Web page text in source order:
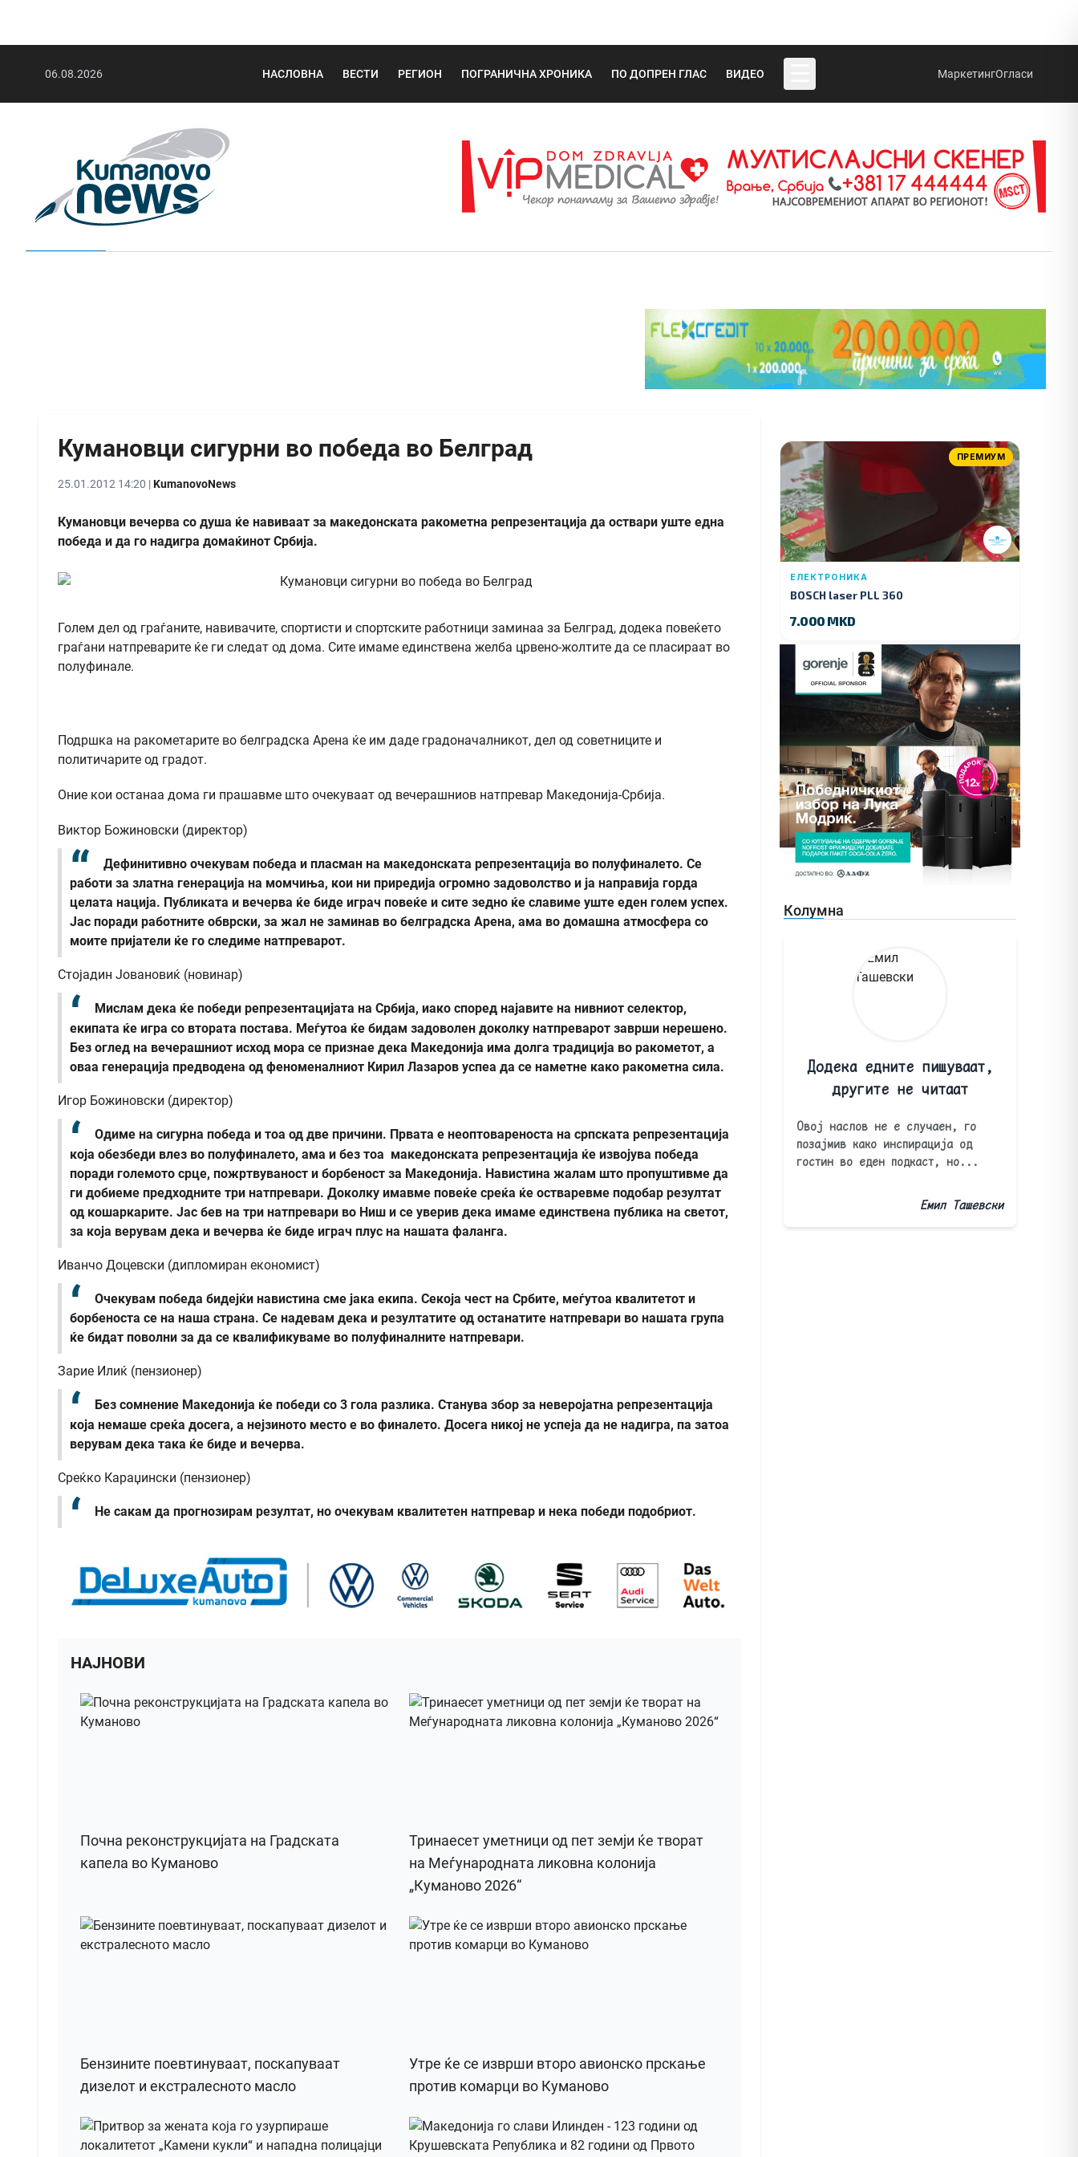
06.08.2026 НАСЛОВНА ВЕСТИ РЕГИОН ПОГРАНИЧНА ХРОНИКА ПО ДОПРЕН ГЛАС ВИДЕО МаркетингОгласи
Кумановци сигурни во победа во Белград
25.01.2012 14:20 |KumanovoNews
Кумановци вечерва со душа ќе навиваат за македонската ракометна репрезентација да оствари уште една
победа и да го надигра домаќинот Србија.
Голем дел од граѓаните, навивачите, спортисти и спортските работници заминаа за Белград, додека повеќето
граѓани натпреварите ќе ги следат од дома. Сите имаме единствена желба црвено-жолтите да се пласираат во
полуфинале.
Подршка на ракометарите во белградска Арена ќе им даде градоначалникот, дел од советниците и
политичарите од градот.
Оние кои останаа дома ги прашавме што очекуваат од вечерашниов натпревар Македонија-Србија.
Виктор Божиновски (директор)
Дефинитивно очекувам победа и пласман на македонската репрезентација во полуфиналето. Се
работи за златна генерација на момчиња, кои ни приредија огромно задоволство и ја направија горда
целата нација. Публиката и вечерва ќе биде играч повеќе и сите зедно ќе славиме уште еден голем успех.
Јас поради работните обврски, за жал не заминав во белградска Арена, ама во домашна атмосфера со
моите пријатели ќе го следиме натпреварот.
Стојадин Јовановиќ (новинар)
Мислам дека ќе победи репрезентацијата на Србија, иако според најавите на нивниот селектор,
екипата ќе игра со втората постава. Меѓутоа ќе бидам задоволен доколку натпреварот заврши нерешено.
Без оглед на вечерашниот исход мора се признае дека Македонија има долга традиција во ракометот, а
оваа генерација предводена од феноменалниот Кирил Лазаров успеа да се наметне како ракометна сила.
Игор Божиновски (директор)
Одиме на сигурна победа и тоа од две причини. Првата е неоптовареноста на српската репрезентација
која обезбеди влез во полуфиналето, ама и без тоа македонската репрезентација ќе извојува победа
поради големото срце, пожртвуваност и борбеност за Македонија. Навистина жалам што пропуштивме да
ги добиеме предходните три натпревари. Доколку имавме повеќе среќа ќе остваревме подобар резултат
од кошаркарите. Јас бев на три натпревари во Ниш и се уверив дека имаме единствена публика на светот,
за која верувам дека и вечерва ќе биде играч плус на нашата фаланга.
Иванчо Доцевски (дипломиран економист)
Очекувам победа бидејќи навистина сме јака екипа. Секоја чест на Србите, меѓутоа квалитетот и
борбеноста се на наша страна. Се надевам дека и резултатите од останатите натпревари во нашата група
ќе бидат поволни за да се квалификуваме во полуфиналните натпревари.
Зарие Илиќ (пензионер)
Без сомнение Македонија ќе победи со 3 гола разлика. Станува збор за неверојатна репрезентација
која немаше среќа досега, а нејзиното место е во финалето. Досега никој не успеја да не надигра, па затоа
верувам дека така ќе биде и вечерва.
Среќко Караџински (пензионер)
Не сакам да прогнозирам резултат, но очекувам квалитетен натпревар и нека победи подобриот.
НАЈНОВИ
Почна реконструкцијата на Градската
капела во Куманово
Тринаесет уметници од пет земји ќе творат
на Меѓународната ликовна колонија
„Куманово 2026“
Бензините поевтинуваат, поскапуваат
дизелот и екстралесното масло
Утре ќе се изврши второ авионско прскање
против комарци во Куманово
ПРЕМИУМ
ЕЛЕКТРОНИКА
BOSCH laser PLL 360
7.000 MKD
Колумна
Додека едните пишуваат,
другите не читаат
Овој наслов не е случаен, го
позајмив како инспирација од
гостин во еден подкаст, но...
Емил Ташевски